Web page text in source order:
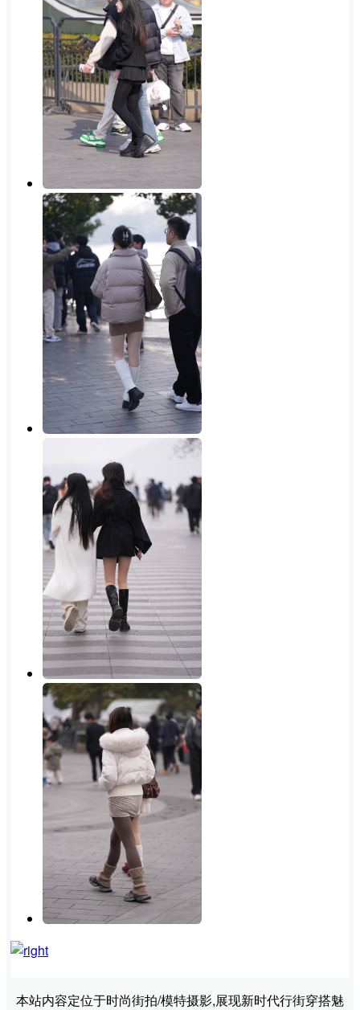
本站内容定位于时尚街拍/模特摄影,展现新时代行街穿搭魅